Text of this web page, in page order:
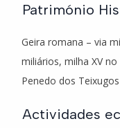
Património
Geira romana – via
miliários, milha XV
Penedo dos Teixugos
Actividades